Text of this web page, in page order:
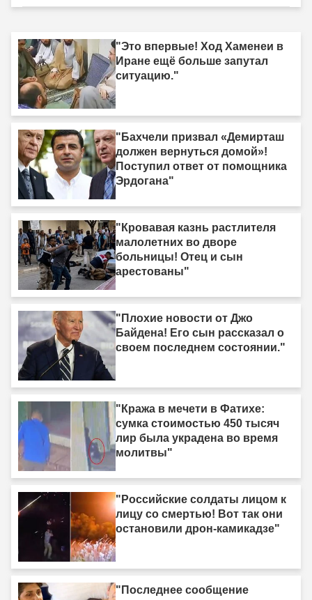
"Это впервые! Ход Хаменеи в
Иране ещё больше запутал
ситуацию."
"Бахчели призвал «Демирташ
должен вернуться домой»!
Поступил ответ от помощника
Эрдогана"
"Кровавая казнь растлителя
малолетних во дворе
больницы! Отец и сын
арестованы"
"Плохие новости от Джо
Байдена! Его сын рассказал о
своем последнем состоянии."
"Кража в мечети в Фатихе:
сумка стоимостью 450 тысяч
лир была украдена во время
молитвы"
"Российские солдаты лицом к
лицу со смертью! Вот так они
остановили дрон-камикадзе"
"Последнее сообщение